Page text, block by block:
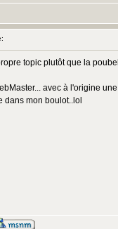
topic plutôt que la
avec à l'origine
dans mon boulot..lol